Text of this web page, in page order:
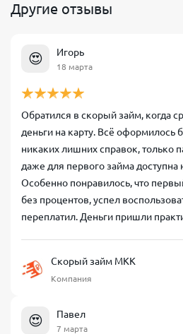
Другие отзывы
😍 Игорь
18 марта
Обратился в скорый займ, когда
деньги на карту. Всё оформилось
никаких лишних справок, только
даже для первого займа доступна
Особенно понравилось, что
без процентов, успел
переплатил. Деньги пришли
Скорый займ МКК
Компания
😍 Павел
7 марта